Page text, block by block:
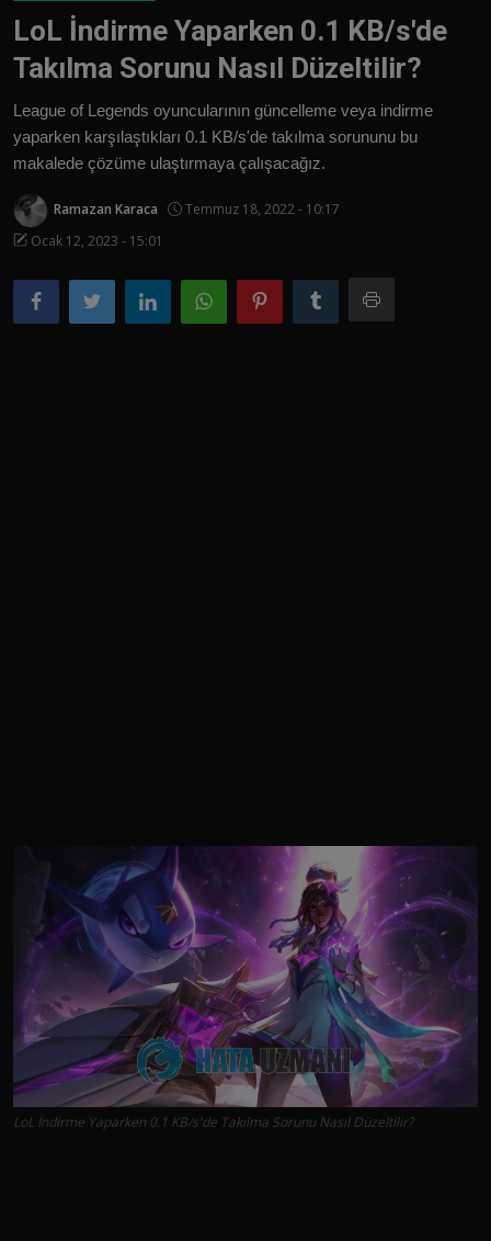
Türkçe
LoL İndirme Yaparken 0.1 KB/s'de
Takılma Sorunu Nasıl Düzeltilir?
League of Legends oyuncularının güncelleme veya indirme
yaparken karşılaştıkları 0.1 KB/s'de takılma sorununu bu
makalede çözüme ulaştırmaya çalışacağız.
Ramazan Karaca
Temmuz 18, 2022 - 10:17
Ocak 12, 2023 - 15:01
LoL İndirme Yaparken 0.1 KB/s'de Takılma Sorunu Nasıl Düzeltilir?